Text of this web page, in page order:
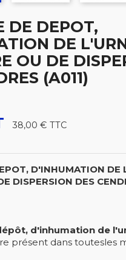
DE DEPOT,
DE
OU DE
(A011)
38,00 € TTC
D'INHUMATION DE
DISPERSION DES
d'inhumation de
présent dans toutesles